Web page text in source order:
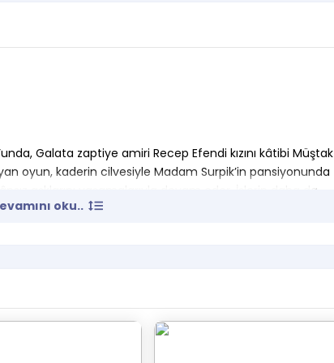
Galata zaptiye amiri Recep Efendi kızını kâtibi Müştak
oyun, kaderin cilvesiyle Madam Surpik’in pansiyonunda
aşklarını yaşamalarıyla devam eder. İşlerin daha da
tutuşan Recep Efendi, Osmanlı tarafından ağırlanan
oku..